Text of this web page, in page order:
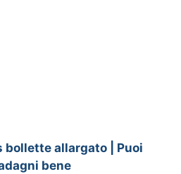
bollette allargato | Puoi
bene